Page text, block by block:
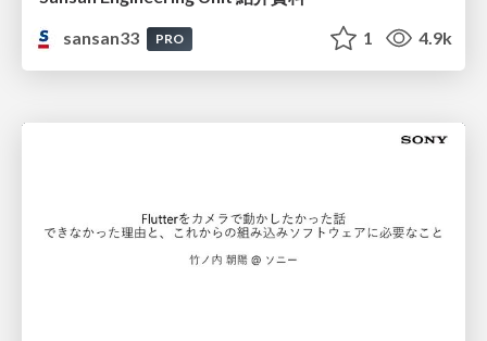
sansan33
PRO 1 4.9k